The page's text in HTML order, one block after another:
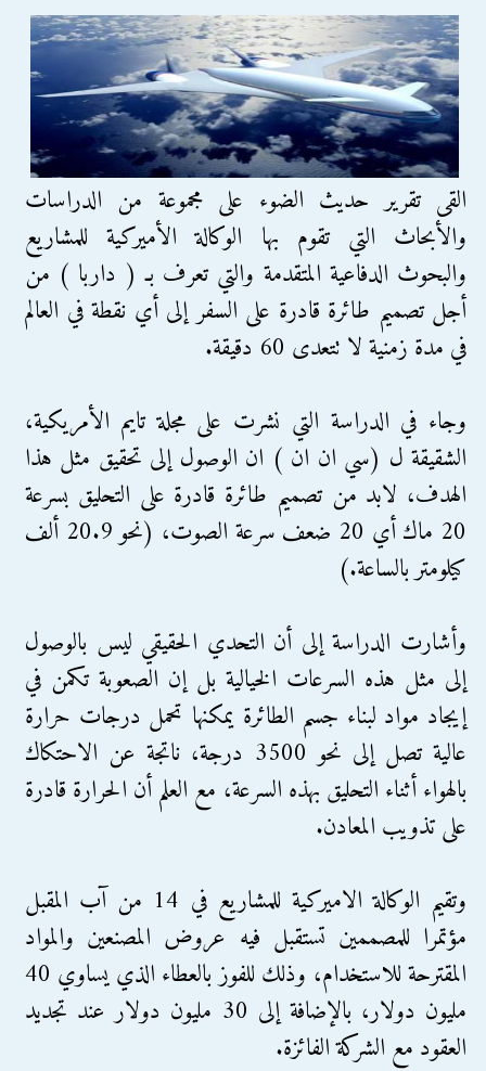
القى تقرير حديث الضوء على مجموعة من الدراسات
والأبحاث التي تقوم بها الوكالة الأميركية للمشاريع
والبحوث الدفاعية المتقدمة والتي تعرف بـ ( داربا ) من
أجل تصميم طائرة قادرة على السفر إلى أي نقطة في العالم
في مدة زمنية لا تتعدى 60 دقيقة.
وجاء في الدراسة التي نشرت على مجلة تايم الأمريكية،
الشقيقة ل (سي ان ان ) ان الوصول إلى تحقيق مثل هذا
الهدف، لابد من تصميم طائرة قادرة على التحليق بسرعة
20 ماك أي 20 ضعف سرعة الصوت، (نحو 20.9 ألف
كيلومتر بالساعة.)
وأشارت الدراسة إلى أن التحدي الحقيقي ليس بالوصول
إلى مثل هذه السرعات الخيالية بل إن الصعوبة تكمن في
إيجاد مواد لبناء جسم الطائرة يمكنها تحمل درجات حرارة
عالية تصل إلى نحو 3500 درجة، ناتجة عن الاحتكاك
بالهواء أثناء التحليق بهذه السرعة، مع العلم أن الحرارة قادرة
على تذويب المعادن.
وتقيم الوكالة الاميركية للمشاريع في 14 من آب المقبل
مؤتمرا للمصممين تستقبل فيه عروض المصنعين والمواد
المقترحة للاستخدام، وذلك للفوز بالعطاء الذي يساوي 40
مليون دولار، بالإضافة إلى 30 مليون دولار عند تجديد
العقود مع الشركة الفائزة.